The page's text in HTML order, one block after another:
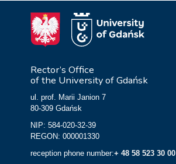
Rector’s Office
of the University of Gdańsk
ul. prof. Marii Janion 7
80-309 Gdańsk
NIP: 584-020-32-39
REGON: 000001330
reception phone number:+ 48 58 523 30 00